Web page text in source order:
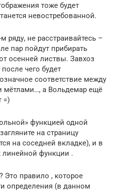
тоже будет
невостребованной.
ряду, не расстраивайтесь –
пар пойдут прибирать
осенней листвы. Завхоз
чего будет
соответствие между
мётлами…, а Вольдемар ещё
=)
функцией одной
на страницу
на соседней вкладке), и в
линейной функции .
Это правило , которое
определения (в данном